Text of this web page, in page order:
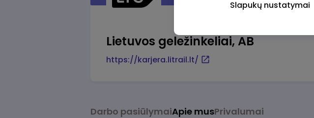
Lietuvos geležinkeliai, AB
https://karjera.litrail.lt/
Darbo pasiūlymaiApie musPrivalumai
Slapukų nustatymai